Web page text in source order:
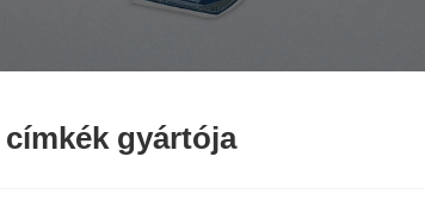
gyártója